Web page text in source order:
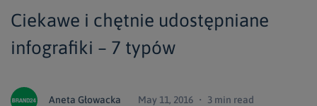
Ciekawe i chętnie udostępniane
infografiki – 7 typów
Aneta Głowacka May 11, 2016 ・ 3 min read